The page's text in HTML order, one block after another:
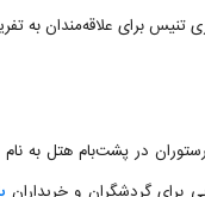
تنیس برای علاقه‌مندان به
در پشت‌‌بام هتل به
برای گردشگران و خریداران